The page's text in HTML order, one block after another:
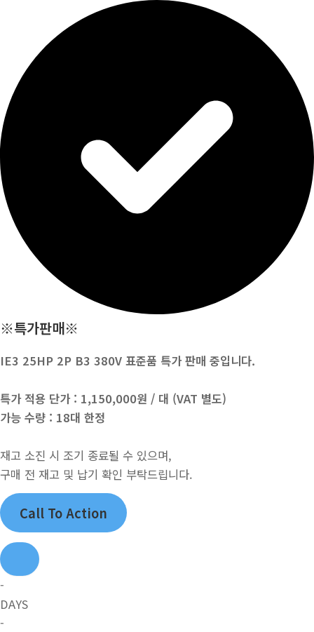
※특가판매※
IE3 25HP 2P B3 380V 표준품 특가 판매 중입니다.
특가 적용 단가 : 1,150,000원 / 대 (VAT 별도)
가능 수량 : 18대 한정
재고 소진 시 조기 종료될 수 있으며,
구매 전 재고 및 납기 확인 부탁드립니다.
Call To Action
-
DAYS
-